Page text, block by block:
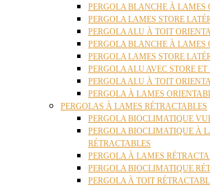
PERGOLA BLANCHE À LAMES
PERGOLA LAMES STORE
PERGOLA ALU À TOIT
PERGOLA BLANCHE À LAMES
PERGOLA LAMES STORE
PERGOLA ALU AVEC STORE
PERGOLA ALU À TOIT
PERGOLA À LAMES
PERGOLAS À LAMES RÉTRACTABLES
PERGOLA BIOCLIMATIQUE
PERGOLA BIOCLIMATIQUE À
RÉTRACTABLES
PERGOLA À LAMES
PERGOLA BIOCLIMATIQUE
PERGOLA À TOIT